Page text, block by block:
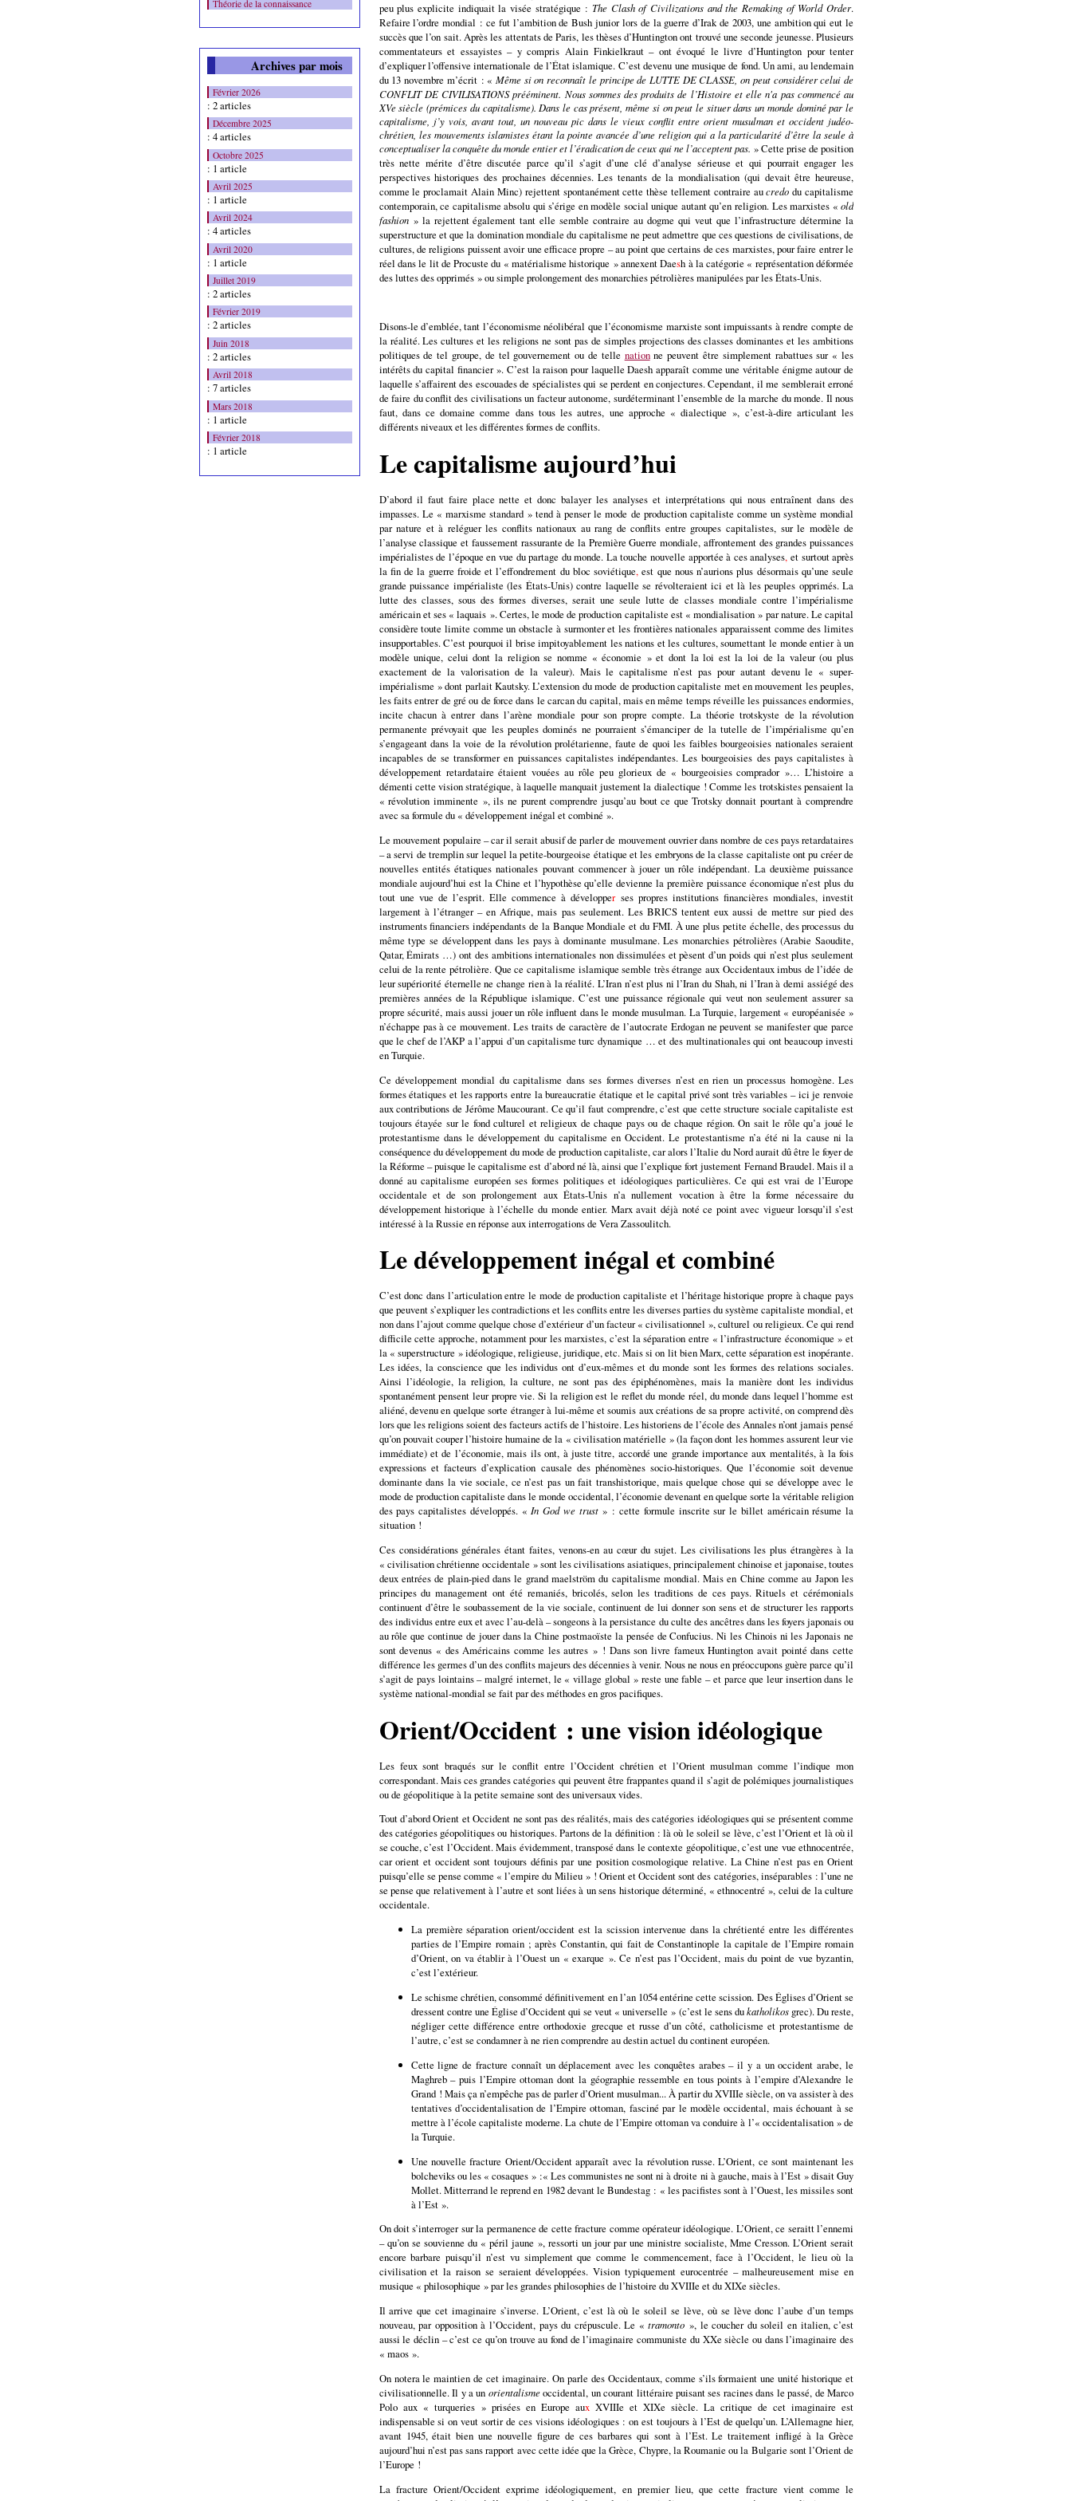
Théorie de la connaissance
Archives par mois
Février 2026
: 2 articles
Décembre 2025
: 4 articles
Octobre 2025
: 1 article
Avril 2025
: 1 article
Avril 2024
: 4 articles
Avril 2020
: 1 article
Juillet 2019
: 2 articles
Février 2019
: 2 articles
Juin 2018
: 2 articles
Avril 2018
: 7 articles
Mars 2018
: 1 article
Février 2018
: 1 article
peu plus explicite indiquait la visée stratégique :The Clash of Civilizations and the Remaking of World Order.
Refaire l’ordre mondial : ce fut l’ambition de Bush junior lors de la guerre d’Irak de 2003, une ambition qui eut le
succès que l’on sait. Après les attentats de Paris, les thèses d’Huntington ont trouvé une seconde jeunesse. Plusieurs
commentateurs et essayistes – y compris Alain Finkielkraut – ont évoqué le livre d’Huntington pour tenter
d’expliquer l’offensive internationale de l’État islamique. C’est devenu une musique de fond. Un ami, au lendemain
du 13 novembre m’écrit : « Même si on reconnaît le principe de LUTTE DE CLASSE, on peut considérer celui de
CONFLIT DE CIVILISATIONS prééminent. Nous sommes des produits de l’Histoire et elle n'a pas commencé au
XVe siècle (prémices du capitalisme). Dans le cas présent, même si on peut le situer dans un monde dominé par le
capitalisme, j’y vois, avant tout, un nouveau pic dans le vieux conflit entre orient musulman et occident judéo-
chrétien, les mouvements islamistes étant la pointe avancée d’une religion qui a la particularité d’être la seule à
conceptualiser la conquête du monde entier et l’éradication de ceux qui ne l’acceptent pas. » Cette prise de position
très nette mérite d’être discutée parce qu’il s’agit d’une clé d’analyse sérieuse et qui pourrait engager les
perspectives historiques des prochaines décennies. Les tenants de la mondialisation (qui devait être heureuse,
comme le proclamait Alain Minc) rejettent spontanément cette thèse tellement contraire aucredo du capitalisme
contemporain, ce capitalisme absolu qui s’érige en modèle social unique autant qu’en religion. Les marxistes «old
fashion» la rejettent également tant elle semble contraire au dogme qui veut que l’infrastructure détermine la
superstructure et que la domination mondiale du capitalisme ne peut admettre que ces questions de civilisations, de
cultures, de religions puissent avoir une efficace propre – au point que certains de ces marxistes, pour faire entrer le
réel dans le lit de Procuste du « matérialisme historique » annexent Daesh à la catégorie « représentation déformée
des luttes des opprimés » ou simple prolongement des monarchies pétrolières manipulées par les États-Unis.
Disons-le d’emblée, tant l’économisme néolibéral que l’économisme marxiste sont impuissants à rendre compte de
la réalité. Les cultures et les religions ne sont pas de simples projections des classes dominantes et les ambitions
politiques de tel groupe, de tel gouvernement ou de telle nationne peuvent être simplement rabattues sur « les
intérêts du capital financier ». C’est la raison pour laquelle Daesh apparaît comme une véritable énigme autour de
laquelle s’affairent des escouades de spécialistes qui se perdent en conjectures. Cependant, il me semblerait erroné
de faire du conflit des civilisations un facteur autonome, surdéterminant l’ensemble de la marche du monde. Il nous
faut, dans ce domaine comme dans tous les autres, une approche « dialectique », c’est-à-dire articulant les
différents niveaux et les différentes formes de conflits.
Le capitalisme aujourd’hui
D’abord il faut faire place nette et donc balayer les analyses et interprétations qui nous entraînent dans des
impasses. Le « marxisme standard » tend à penser le mode de production capitaliste comme un système mondial
par nature et à reléguer les conflits nationaux au rang de conflits entre groupes capitalistes, sur le modèle de
l’analyse classique et faussement rassurante de la Première Guerre mondiale, affrontement des grandes puissances
impérialistes de l’époque en vue du partage du monde. La touche nouvelle apportée à ces analyses, et surtout après
la fin de la guerre froide et l’effondrement du bloc soviétique, est que nous n’aurions plus désormais qu’une seule
grande puissance impérialiste (les États-Unis) contre laquelle se révolteraient ici et là les peuples opprimés. La
lutte des classes, sous des formes diverses, serait une seule lutte de classes mondiale contre l’impérialisme
américain et ses « laquais ». Certes, le mode de production capitaliste est « mondialisation » par nature. Le capital
considère toute limite comme un obstacle à surmonter et les frontières nationales apparaissent comme des limites
insupportables. C’est pourquoi il brise impitoyablement les nations et les cultures, soumettant le monde entier à un
modèle unique, celui dont la religion se nomme « économie » et dont la loi est la loi de la valeur (ou plus
exactement de la valorisation de la valeur). Mais le capitalisme n’est pas pour autant devenu le « super-
impérialisme » dont parlait Kautsky. L’extension du mode de production capitaliste met en mouvement les peuples,
les faits entrer de gré ou de force dans le carcan du capital, mais en même temps réveille les puissances endormies,
incite chacun à entrer dans l’arène mondiale pour son propre compte. La théorie trotskyste de la révolution
permanente prévoyait que les peuples dominés ne pourraient s’émanciper de la tutelle de l’impérialisme qu’en
s’engageant dans la voie de la révolution prolétarienne, faute de quoi les faibles bourgeoisies nationales seraient
incapables de se transformer en puissances capitalistes indépendantes. Les bourgeoisies des pays capitalistes à
développement retardataire étaient vouées au rôle peu glorieux de « bourgeoisies comprador »… L’histoire a
démenti cette vision stratégique, à laquelle manquait justement la dialectique ! Comme les trotskistes pensaient la
« révolution imminente », ils ne purent comprendre jusqu’au bout ce que Trotsky donnait pourtant à comprendre
avec sa formule du « développement inégal et combiné ».
Le mouvement populaire – car il serait abusif de parler de mouvement ouvrier dans nombre de ces pays retardataires
– a servi de tremplin sur lequel la petite-bourgeoise étatique et les embryons de la classe capitaliste ont pu créer de
nouvelles entités étatiques nationales pouvant commencer à jouer un rôle indépendant. La deuxième puissance
mondiale aujourd’hui est la Chine et l’hypothèse qu’elle devienne la première puissance économique n’est plus du
tout une vue de l’esprit. Elle commence à développerses propres institutions financières mondiales, investit
largement à l’étranger – en Afrique, mais pas seulement. Les BRICS tentent eux aussi de mettre sur pied des
instruments financiers indépendants de la Banque Mondiale et du FMI. À une plus petite échelle, des processus du
même type se développent dans les pays à dominante musulmane. Les monarchies pétrolières (Arabie Saoudite,
Qatar, Émirats …) ont des ambitions internationales non dissimulées et pèsent d’un poids qui n’est plus seulement
celui de la rente pétrolière. Que ce capitalisme islamique semble très étrange aux Occidentaux imbus de l’idée de
leur supériorité éternelle ne change rien à la réalité. L’Iran n’est plus ni l’Iran du Shah, ni l’Iran à demi assiégé des
premières années de la République islamique. C’est une puissance régionale qui veut non seulement assurer sa
propre sécurité, mais aussi jouer un rôle influent dans le monde musulman. La Turquie, largement « européanisée »
n’échappe pas à ce mouvement. Les traits de caractère de l’autocrate Erdogan ne peuvent se manifester que parce
que le chef de l’AKP a l’appui d’un capitalisme turc dynamique … et des multinationales qui ont beaucoup investi
en Turquie.
Ce développement mondial du capitalisme dans ses formes diverses n’est en rien un processus homogène. Les
formes étatiques et les rapports entre la bureaucratie étatique et le capital privé sont très variables – ici je renvoie
aux contributions de Jérôme Maucourant. Ce qu’il faut comprendre, c’est que cette structure sociale capitaliste est
toujours étayée sur le fond culturel et religieux de chaque pays ou de chaque région. On sait le rôle qu’a joué le
protestantisme dans le développement du capitalisme en Occident. Le protestantisme n’a été ni la cause ni la
conséquence du développement du mode de production capitaliste, car alors l’Italie du Nord aurait dû être le foyer de
la Réforme – puisque le capitalisme est d’abord né là, ainsi que l’explique fort justement Fernand Braudel. Mais il a
donné au capitalisme européen ses formes politiques et idéologiques particulières. Ce qui est vrai de l’Europe
occidentale et de son prolongement aux États-Unis n’a nullement vocation à être la forme nécessaire du
développement historique à l’échelle du monde entier. Marx avait déjà noté ce point avec vigueur lorsqu’il s’est
intéressé à la Russie en réponse aux interrogations de Vera Zassoulitch.
Le développement inégal et combiné
C’est donc dans l’articulation entre le mode de production capitaliste et l’héritage historique propre à chaque pays
que peuvent s’expliquer les contradictions et les conflits entre les diverses parties du système capitaliste mondial, et
non dans l’ajout comme quelque chose d’extérieur d’un facteur « civilisationnel », culturel ou religieux. Ce qui rend
difficile cette approche, notamment pour les marxistes, c’est la séparation entre « l’infrastructure économique » et
la « superstructure » idéologique, religieuse, juridique, etc. Mais si on lit bien Marx, cette séparation est inopérante.
Les idées, la conscience que les individus ont d’eux-mêmes et du monde sont les formes des relations sociales.
Ainsi l’idéologie, la religion, la culture, ne sont pas des épiphénomènes, mais la manière dont les individus
spontanément pensent leur propre vie. Si la religion est le reflet du monde réel, du monde dans lequel l’homme est
aliéné, devenu en quelque sorte étranger à lui-même et soumis aux créations de sa propre activité, on comprend dès
lors que les religions soient des facteurs actifs de l’histoire. Les historiens de l’école des Annales n’ont jamais pensé
qu’on pouvait couper l’histoire humaine de la « civilisation matérielle » (la façon dont les hommes assurent leur vie
immédiate) et de l’économie, mais ils ont, à juste titre, accordé une grande importance aux mentalités, à la fois
expressions et facteurs d’explication causale des phénomènes socio-historiques. Que l’économie soit devenue
dominante dans la vie sociale, ce n’est pas un fait transhistorique, mais quelque chose qui se développe avec le
mode de production capitaliste dans le monde occidental, l’économie devenant en quelque sorte la véritable religion
des pays capitalistes développés. «In God we trust» : cette formule inscrite sur le billet américain résume la
situation !
Ces considérations générales étant faites, venons-en au cœur du sujet. Les civilisations les plus étrangères à la
« civilisation chrétienne occidentale » sont les civilisations asiatiques, principalement chinoise et japonaise, toutes
deux entrées de plain-pied dans le grand maelström du capitalisme mondial. Mais en Chine comme au Japon les
principes du management ont été remaniés, bricolés, selon les traditions de ces pays. Rituels et cérémonials
continuent d’être le soubassement de la vie sociale, continuent de lui donner son sens et de structurer les rapports
des individus entre eux et avec l’au-delà – songeons à la persistance du culte des ancêtres dans les foyers japonais ou
au rôle que continue de jouer dans la Chine postmaoïste la pensée de Confucius. Ni les Chinois ni les Japonais ne
sont devenus « des Américains comme les autres » ! Dans son livre fameux Huntington avait pointé dans cette
différence les germes d’un des conflits majeurs des décennies à venir. Nous ne nous en préoccupons guère parce qu’il
s’agit de pays lointains – malgré internet, le « village global » reste une fable – et parce que leur insertion dans le
système national-mondial se fait par des méthodes en gros pacifiques.
Orient/Occident : une vision idéologique
Les feux sont braqués sur le conflit entre l’Occident chrétien et l’Orient musulman comme l’indique mon
correspondant. Mais ces grandes catégories qui peuvent être frappantes quand il s’agit de polémiques journalistiques
ou de géopolitique à la petite semaine sont des universaux vides.
Tout d’abord Orient et Occident ne sont pas des réalités, mais des catégories idéologiques qui se présentent comme
des catégories géopolitiques ou historiques. Partons de la définition : là où le soleil se lève, c’est l’Orient et là où il
se couche, c’est l’Occident. Mais évidemment, transposé dans le contexte géopolitique, c’est une vue ethnocentrée,
car orient et occident sont toujours définis par une position cosmologique relative. La Chine n’est pas en Orient
puisqu’elle se pense comme « l’empire du Milieu » ! Orient et Occident sont des catégories, inséparables : l’une ne
se pense que relativement à l’autre et sont liées à un sens historique déterminé, « ethnocentré », celui de la culture
occidentale.
La première séparation orient/occident est la scission intervenue dans la chrétienté entre les différentes
parties de l’Empire romain ; après Constantin, qui fait de Constantinople la capitale de l’Empire romain
d’Orient, on va établir à l’Ouest un « exarque ». Ce n’est pas l’Occident, mais du point de vue byzantin,
c’est l’extérieur.
Le schisme chrétien, consommé définitivement en l’an 1054 entérine cette scission. Des Églises d’Orient se
dressent contre une Église d’Occident qui se veut « universelle » (c’est le sens dukatholikosgrec). Du reste,
négliger cette différence entre orthodoxie grecque et russe d’un côté, catholicisme et protestantisme de
l’autre, c’est se condamner à ne rien comprendre au destin actuel du continent européen.
Cette ligne de fracture connaît un déplacement avec les conquêtes arabes – il y a un occident arabe, le
Maghreb – puis l’Empire ottoman dont la géographie ressemble en tous points à l’empire d’Alexandre le
Grand ! Mais ça n’empêche pas de parler d’Orient musulman... À partir du XVIIIe siècle, on va assister à des
tentatives d’occidentalisation de l’Empire ottoman, fasciné par le modèle occidental, mais échouant à se
mettre à l’école capitaliste moderne. La chute de l’Empire ottoman va conduire à l’« occidentalisation » de
la Turquie.
Une nouvelle fracture Orient/Occident apparaît avec la révolution russe. L’Orient, ce sont maintenant les
bolcheviks ou les « cosaques » :« Les communistes ne sont ni à droite ni à gauche, mais à l’Est » disait Guy
Mollet. Mitterrand le reprend en 1982 devant le Bundestag : « les pacifistes sont à l’Ouest, les missiles sont
à l’Est ».
On doit s’interroger sur la permanence de cette fracture comme opérateur idéologique. L’Orient, ce seraitt l’ennemi
– qu’on se souvienne du « péril jaune », ressorti un jour par une ministre socialiste, Mme Cresson. L’Orient serait
encore barbare puisqu’il n’est vu simplement que comme le commencement, face à l’Occident, le lieu où la
civilisation et la raison se seraient développées. Vision typiquement eurocentrée – malheureusement mise en
musique « philosophique » par les grandes philosophies de l’histoire du XVIIIe et du XIXe siècles.
Il arrive que cet imaginaire s’inverse. L’Orient, c’est là où le soleil se lève, où se lève donc l’aube d’un temps
nouveau, par opposition à l’Occident, pays du crépuscule. Le «tramonto », le coucher du soleil en italien, c’est
aussi le déclin – c’est ce qu’on trouve au fond de l’imaginaire communiste du XXe siècle ou dans l’imaginaire des
« maos ».
On notera le maintien de cet imaginaire. On parle des Occidentaux, comme s’ils formaient une unité historique et
civilisationnelle. Il y a un orientalismeoccidental, un courant littéraire puisant ses racines dans le passé, de Marco
Polo aux « turqueries » prisées en Europe auxXVIIIe et XIXe siècle. La critique de cet imaginaire est
indispensable si on veut sortir de ces visions idéologiques : on est toujours à l’Est de quelqu’un. L’Allemagne hier,
avant 1945, était bien une nouvelle figure de ces barbares qui sont à l’Est. Le traitement infligé à la Grèce
aujourd’hui n’est pas sans rapport avec cette idée que la Grèce, Chypre, la Roumanie ou la Bulgarie sont l’Orient de
l’Europe !
La fracture Orient/Occident exprime idéologiquement, en premier lieu, que cette fracture vient comme le